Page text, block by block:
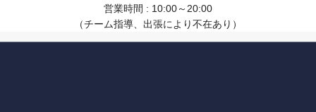
営業時間 : 10:00～20:00
（チーム指導、出張により不在あり）